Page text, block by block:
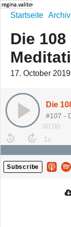
Startseite Archiv
Die
17. October 2019
Die
#107 -
00:00
Subscribe